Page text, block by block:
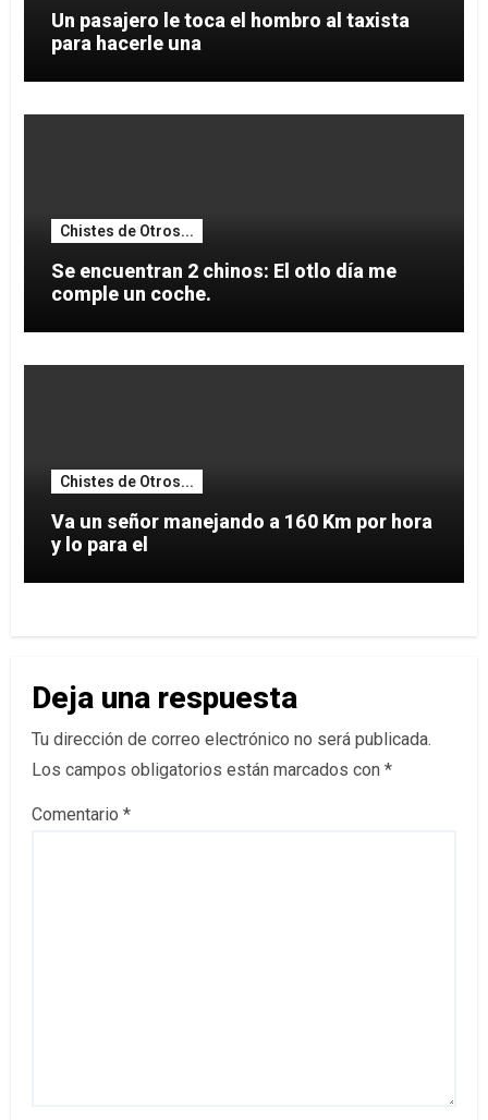
Un pasajero le toca el hombro al taxista
para hacerle una
Chistes de Otros...
Se encuentran 2 chinos: El otlo día me
comple un coche.
Chistes de Otros...
Va un señor manejando a 160 Km por hora
y lo para el
Deja una respuesta
Tu dirección de correo electrónico no será publicada.
Los campos obligatorios están marcados con *
Comentario *